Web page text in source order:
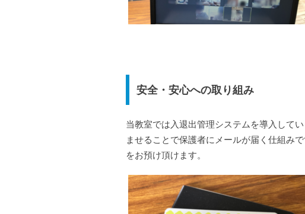
安全・安心への取り組み
当教室では入退出管理システムを導入して
ませることで保護者にメールが届く仕組み
をお預け頂けます。